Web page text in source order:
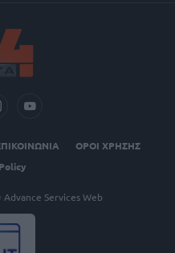
ΟΡΟΙ ΧΡΗΣΗΣ
Advance Services Web